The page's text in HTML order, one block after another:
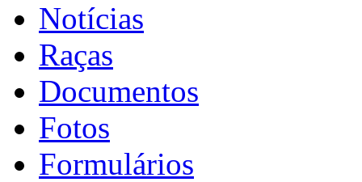
Notícias
Raças
Documentos
Fotos
Formulários